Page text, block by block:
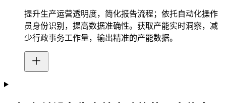
提升生产运营透明度，简化报告流程；依托自动化操作
员身份识别，提高数据准确性。获取产能实时洞察，减
少行政事务工作量，输出精准的产能数据。